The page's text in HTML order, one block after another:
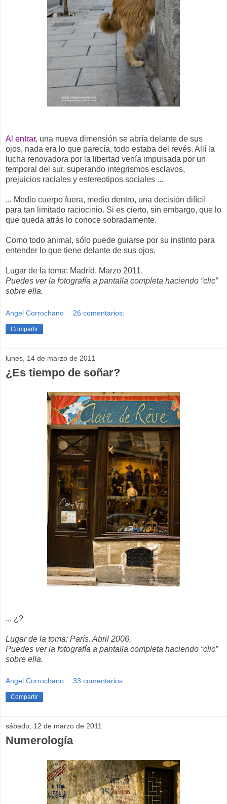
Al entrar, una nueva dimensión se abría delante de sus
ojos, nada era lo que parecía, todo estaba del revés. Allí la
lucha renovadora por la libertad venía impulsada por un
temporal del sur, superando integrismos esclavos,
prejuicios raciales y estereotipos sociales ...
... Medio cuerpo fuera, medio dentro, una decisión difícil
para tan limitado raciocinio. Si es cierto, sin embargo, que lo
que queda atrás lo conoce sobradamente.
Como todo animal, sólo puede guiarse por su instinto para
entender lo que tiene delante de sus ojos.
Lugar de la toma: Madrid. Marzo 2011.
Puedes ver la fotografía a pantalla completa haciendo “clic”
sobre ella.
Angel Corrochano 26 comentarios:
Compartir
lunes, 14 de marzo de 2011
¿Es tiempo de soñar?
... ¿?
Lugar de la toma: París. Abril 2006.
Puedes ver la fotografía a pantalla completa haciendo “clic”
sobre ella.
Angel Corrochano 33 comentarios:
Compartir
sábado, 12 de marzo de 2011
Numerología